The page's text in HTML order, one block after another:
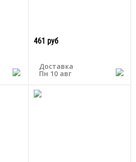
461 руб
Доставка
Пн 10 авг